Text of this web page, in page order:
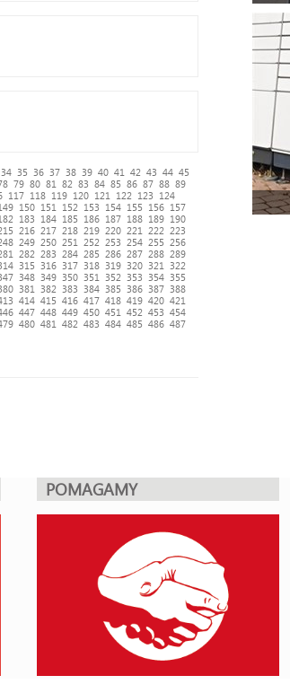
34 35 36 37 38 39 40 41 42 43 44 45
79 80 81 82 83 84 85 86 87 88 89
117 118 119 120 121 122 123
124
150 151 152 153 154 155 156 157
183 184 185 186 187 188 189 190
216 217 218 219 220 221 222
223
249 250 251 252 253 254 255
256
282 283 284 285 286 287 288 289
315 316 317 318 319 320 321
322
348 349 350 351 352 353 354 355
381 382 383 384 385 386 387 388
414 415 416 417 418 419 420 421
447 448 449 450 451 452 453 454
480 481 482 483 484 485 486 487
POMAGAMY